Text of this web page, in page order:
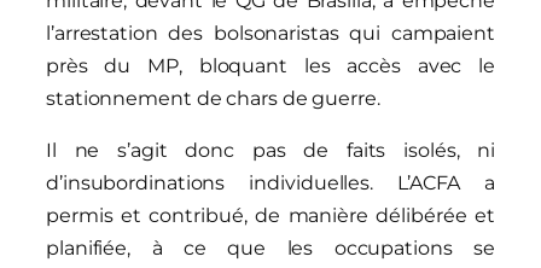
l’arrestation des bolsonaristas qui campaient
près du MP, bloquant les accès avec le
stationnement de chars de guerre.
Il ne s’agit donc pas de faits isolés, ni
d’insubordinations individuelles. L’ACFA a
permis et contribué, de manière délibérée et
planifiée, à ce que les occupations se